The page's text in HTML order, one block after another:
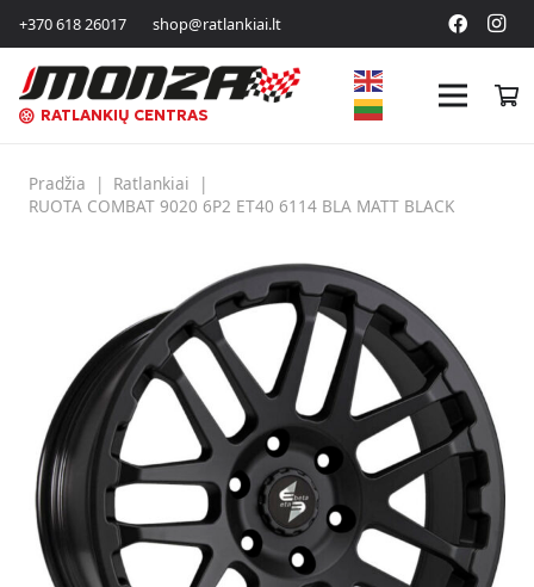
+370 618 26017 shop@ratlankiai.lt
RATLANKIŲ CENTRAS
Pradžia | Ratlankiai
|
RUOTA COMBAT 9020 6P2 ET40 6114 BLA MATT BLACK